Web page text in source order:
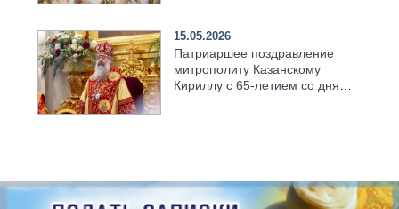
15.05.2026
Патриаршее поздравление
митрополиту Казанскому
Кириллу с 65-летием со дня